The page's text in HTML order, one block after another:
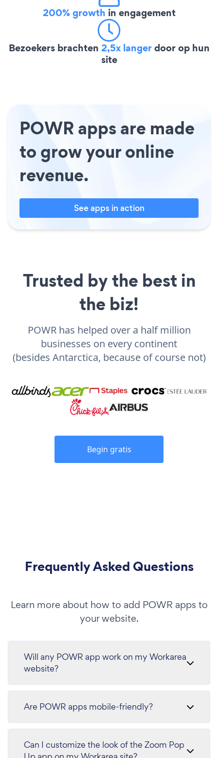
200% growth in engagement
Bezoekers brachten 2,5x langerdoor op hun
site
POWR apps are made
to grow your online
revenue.
See apps in action
Trusted by the best in
the biz!
POWR has helped over a half million
businesses on every continent
(besides Antarctica, because of course not)
Begin gratis
Frequently Asked Questions
Learn more about how to add POWR apps to
your website.
Will any POWR app work on my Workarea
website?
Are POWR apps mobile-friendly?
Can I customize the look of the Zoom Pop